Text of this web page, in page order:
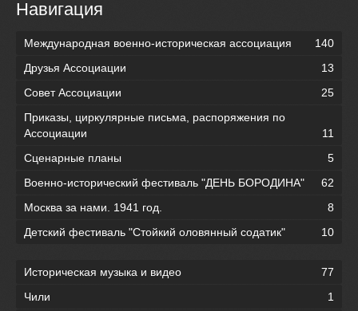
Навигация
Международная военно-историческая ассоциация
140
Друзья Ассоциации
13
Совет Ассоциации
25
Приказы, циркулярные письма, распоряжения по
Ассоциации
11
Сценарные планы
5
Военно-исторический фестиваль "ДЕНЬ БОРОДИНА"
62
Москва за нами. 1941 год.
8
Детский фестиваль "Стойкий оловянный содатик"
10
Историческая музыка и видео
77
Чили
1